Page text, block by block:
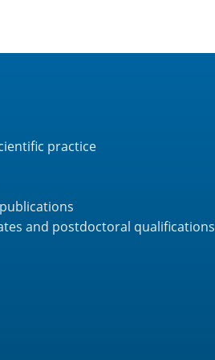
practice
and postdoctoral qualifications